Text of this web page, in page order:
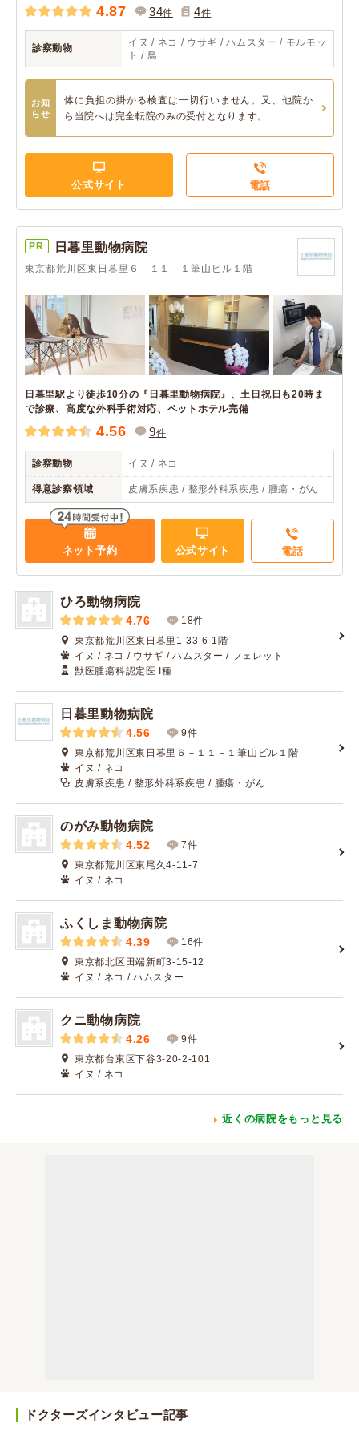
4.87 34件 4件
診察動物
イヌ / ネコ / ウサギ / ハムスター / モルモッ
ト / 鳥
お知
らせ
体に負担の掛かる検査は一切行いません。又、他院か
ら当院へは完全転院のみの受付となります。
公式サイト 電話
PR 日暮里動物病院
東京都荒川区東日暮里６－１１－１筆山ビル１階
日暮里駅より徒歩10分の『日暮里動物病院』、土日祝日も20時ま
で診療、高度な外科手術対応、ペットホテル完備
4.56 9件
診察動物 イヌ / ネコ
得意診察領域 皮膚系疾患 / 整形外科系疾患 / 腫瘍・がん
ネット予約 公式サイト 電話
ひろ動物病院
4.76
18件
東京都荒川区東日暮里1-33-6 1階
イヌ / ネコ / ウサギ / ハムスター / フェレット
獣医腫瘍科認定医 I種
日暮里動物病院
4.56
9件
東京都荒川区東日暮里６－１１－１筆山ビル１階
イヌ / ネコ
皮膚系疾患 / 整形外科系疾患 / 腫瘍・がん
のがみ動物病院
4.52
7件
東京都荒川区東尾久4-11-7
イヌ / ネコ
ふくしま動物病院
4.39
16件
東京都北区田端新町3-15-12
イヌ / ネコ / ハムスター
クニ動物病院
4.26
9件
東京都台東区下谷3-20-2-101
イヌ / ネコ
近くの病院をもっと見る
ドクターズインタビュー記事